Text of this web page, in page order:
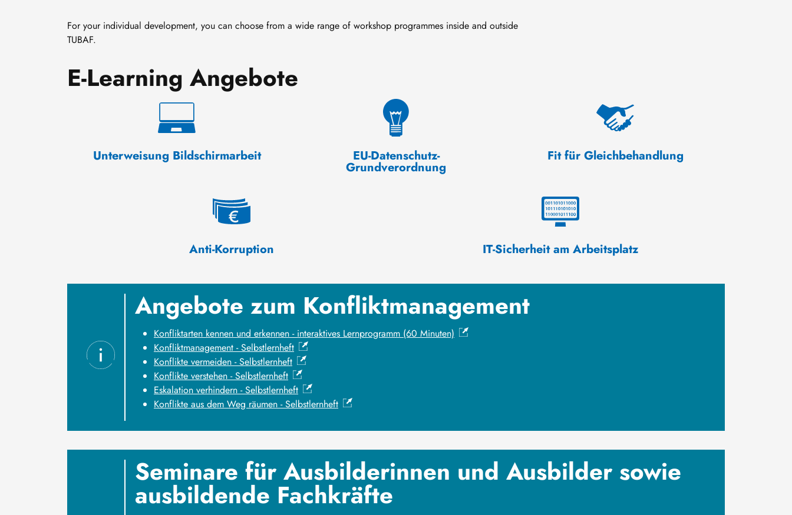
For your individual development, you can choose from a wide range of workshop programmes inside and outside
TUBAF.
E-Learning Angebote
Unterweisung Bildschirmarbeit EU-Datenschutz-
Grundverordnung
Fit für Gleichbehandlung
Anti-Korruption IT-Sicherheit am Arbeitsplatz
Angebote zum Konfliktmanagement
Konfliktarten kennen und erkennen - interaktives Lernprogramm (60 Minuten)
Konfliktmanagement - Selbstlernheft
Konflikte vermeiden - Selbstlernheft
Konflikte verstehen - Selbstlernheft
Eskalation verhindern - Selbstlernheft
Konflikte aus dem Weg räumen - Selbstlernheft
Seminare für Ausbilderinnen und Ausbilder sowie
ausbildende Fachkräfte